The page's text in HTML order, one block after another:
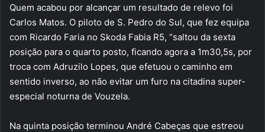
Quem acabou por alcançar um resultado de relevo foi
Carlos Matos. O piloto de S. Pedro do Sul, que fez equipa
com Ricardo Faria no Skoda Fabia R5, “saltou da sexta
posição para o quarto posto, ficando agora a 1m30,5s, por
troca com Adruzilo Lopes, que efetuou o caminho em
sentido inverso, ao não evitar um furo na citadina super-
especial noturna de Vouzela.
Na quinta posição terminou André Cabeças que estreou